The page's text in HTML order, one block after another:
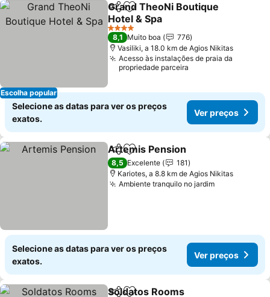
Escolha popular
PartilharAdicionar aos favoritos
Grand TheoNi Boutique
Hotel & Spa
Ver preços
4 Estrelas
8,1 Muito boa
776
Vasiliki, a 18.0 km de Agios Nikitas
Acesso às instalações de praia da
propriedade parceira
Selecione as datas para ver os preços
exatos.
Ver preços
PartilharAdicionar aos favoritos
Artemis Pension
8,5 Excelente
181
Kariotes, a 8.8 km de Agios Nikitas
Ambiente tranquilo no jardimVer preços
Selecione as datas para ver os preços
exatos.
Ver preços
Soldatos Rooms